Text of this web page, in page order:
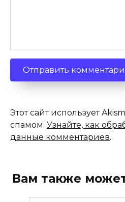
Этот сайт использует
спамом. Узнайте, как
данные комментариев.
Вам также